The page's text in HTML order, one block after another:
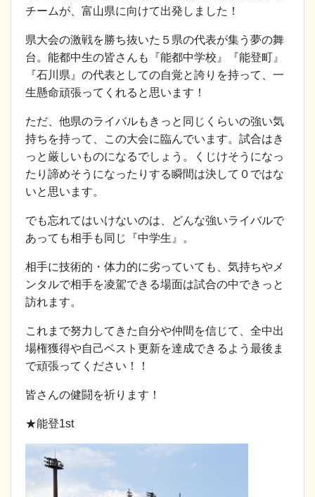
チームが、富山県に向けて出発しました！
県大会の激戦を勝ち抜いた５県の代表が集う夢の舞
台。能都中生の皆さんも『能都中学校』『能登町』
『石川県』の代表としての自覚と誇りを持って、一
生懸命頑張ってくれると思います！
ただ、他県のライバルもきっと同じくらいの強い気
持ちを持って、この大会に臨んでいます。試合はき
っと厳しいものになるでしょう。くじけそうになっ
たり諦めそうになったりする瞬間は決して０ではな
いと思います。
でも忘れてはいけないのは、どんな強いライバルで
あっても相手も同じ『中学生』。
相手に技術的・体力的に劣っていても、気持ちやメ
ンタルで相手を凌駕できる場面は試合の中できっと
訪れます。
これまで努力してきた自分や仲間を信じて、全中出
場権獲得や自己ベスト更新を達成できるよう最後ま
で頑張ってください！！
皆さんの健闘を祈ります！
★能登1st